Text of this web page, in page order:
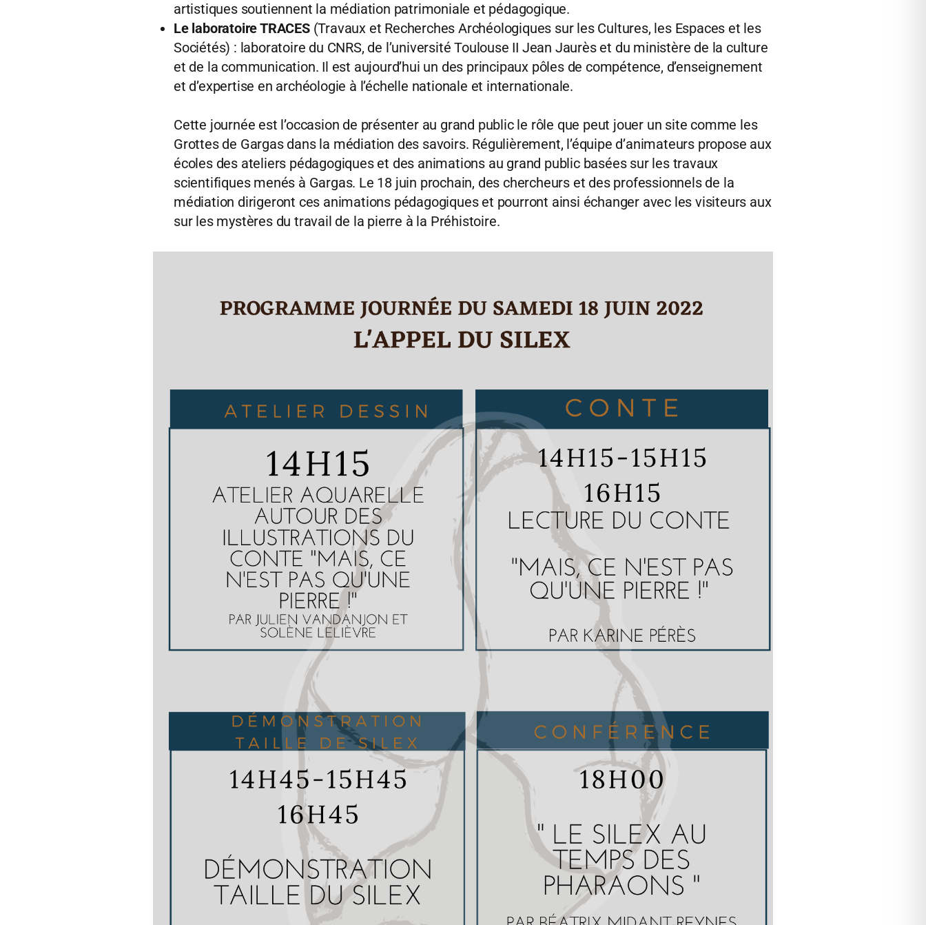
artistiques soutiennent la médiation patrimoniale et pédagogique.
Le laboratoire TRACES (Travaux et Recherches Archéologiques sur les Cultures, les Espaces et les
Sociétés) : laboratoire du CNRS, de l’université Toulouse II Jean Jaurès et du ministère de la culture
et de la communication. Il est aujourd’hui un des principaux pôles de compétence, d’enseignement
et d’expertise en archéologie à l’échelle nationale et internationale.
Cette journée est l’occasion de présenter au grand public le rôle que peut jouer un site comme les
Grottes de Gargas dans la médiation des savoirs. Régulièrement, l’équipe d’animateurs propose aux
écoles des ateliers pédagogiques et des animations au grand public basées sur les travaux
scientifiques menés à Gargas. Le 18 juin prochain, des chercheurs et des professionnels de la
médiation dirigeront ces animations pédagogiques et pourront ainsi échanger avec les visiteurs aux
sur les mystères du travail de la pierre à la Préhistoire.